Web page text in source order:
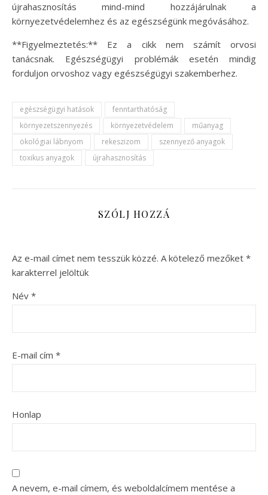
újrahasznosítás mind-mind hozzájárulnak a
környezetvédelemhez és az egészségünk megóvásához.
**Figyelmeztetés:** Ez a cikk nem számít orvosi
tanácsnak. Egészségügyi problémák esetén mindig
forduljon orvoshoz vagy egészségügyi szakemberhez.
egészségügyi hatások
fenntarthatóság
környezetszennyezés
környezetvédelem
műanyag
ökológiai lábnyom
rekeszizom
szennyező anyagok
toxikus anyagok
újrahasznosítás
SZÓLJ HOZZÁ
Az e-mail címet nem tesszük közzé. A kötelező mezőket *
karakterrel jelöltük
Név *
E-mail cím *
Honlap
A nevem, e-mail címem, és weboldalcímem mentése a